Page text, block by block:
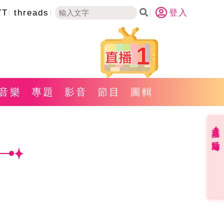
threads 登入
1
樂 專題 影音 節目 圖輯
直播✦活動